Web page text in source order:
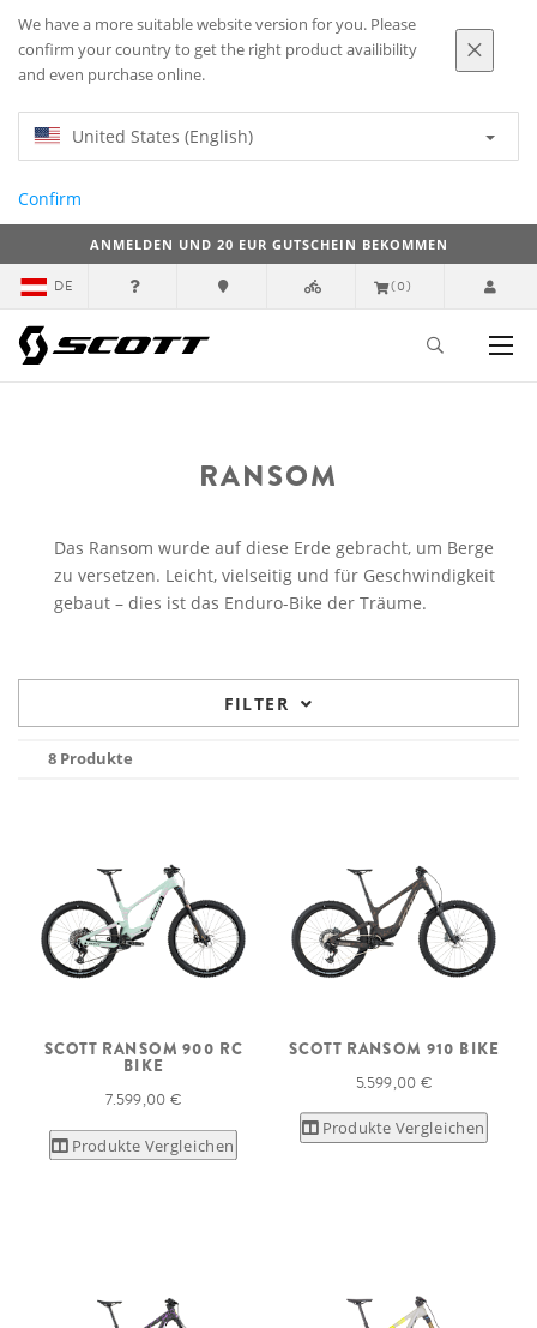
We have a more suitable website version for you. Please
confirm your country to get the right product availibility
and even purchase online.
United States (English)
Confirm
ANMELDEN UND 20 EUR GUTSCHEIN BEKOMMEN
DE (0)
RANSOM
Das Ransom wurde auf diese Erde gebracht, um Berge
zu versetzen. Leicht, vielseitig und für Geschwindigkeit
gebaut – dies ist das Enduro-Bike der Träume.
FILTER
8 Produkte
SCOTT RANSOM 900 RC
BIKE
7.599,00 €
Produkte Vergleichen
SCOTT RANSOM 910 BIKE
5.599,00 €
Produkte Vergleichen